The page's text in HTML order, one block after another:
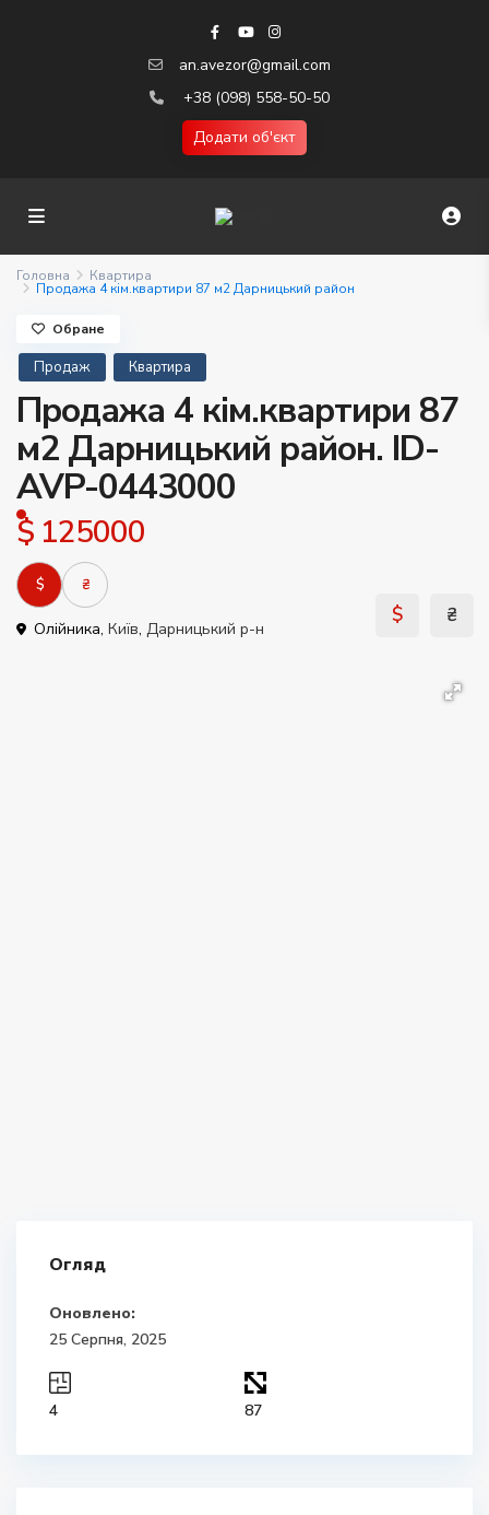
an.avezor@gmail.com
+38 (098) 558-50-50
Додати об'єкт
Головна Квартира
Продажа 4 кім.квартири 87 м2 Дарницький район
Продаж Квартира
Продажа 4 кім.квартири 87
м2 Дарницький район. ID-
AVP-0443000
$ 125000
$ ₴
Олійника, Київ, Дарницький р-н
Обране
Огляд
Оновлено:
25 Серпня, 2025
4 87
$ ₴